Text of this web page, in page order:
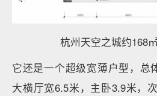
杭州天空之城约168
它还是一个超级宽薄户型，总
大横厅宽6.5米，主卧3.9米，